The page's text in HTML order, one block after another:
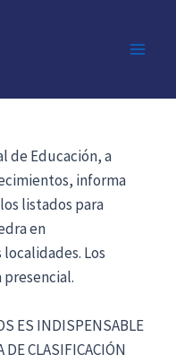
de Educación, a
informa
listados para
en
Los
presencial.
ES INDISPENSABLE
CLASIFICACIÓN